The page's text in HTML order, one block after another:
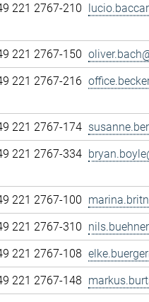
221 2767-210
221 2767-150
221 2767-216
221 2767-174
221 2767-334
221 2767-100
221 2767-310
221 2767-108
221 2767-148